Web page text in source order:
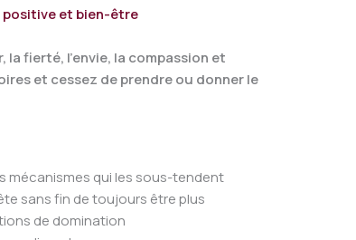
positive et bien-être
fierté, l'envie, la compassion et
et cessez de prendre ou donner le
mécanismes qui les sous-tendent
sans fin de toujours être plus
de domination